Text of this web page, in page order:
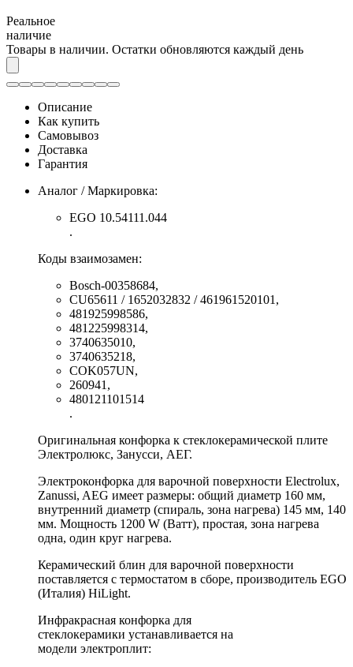
Реальное
наличие
Товары в наличии. Остатки обновляются каждый день
Описание
Как купить
Самовывоз
Доставка
Гарантия
Аналог / Маркировка:
EGO 10.54111.044
.
Коды взаимозамен:
Bosch-00358684,
CU65611 / 1652032832 / 461961520101,
481925998586,
481225998314,
3740635010,
3740635218,
COK057UN,
260941,
480121101514
.
Оригинальная конфорка к стеклокерамической плите
Электролюкс, Занусси, АЕГ.
Электроконфорка для варочной поверхности Electrolux,
Zanussi, AEG имеет размеры: общий диаметр 160 мм,
внутренний диаметр (спираль, зона нагрева) 145 мм, 140
мм. Мощность 1200 W (Ватт), простая, зона нагрева
одна, один круг нагрева.
Керамический блин для варочной поверхности
поставляется с термостатом в сборе, производитель EGO
(Италия) HiLight.
Инфракрасная конфорка для
стеклокерамики устанавливается на
модели электроплит: